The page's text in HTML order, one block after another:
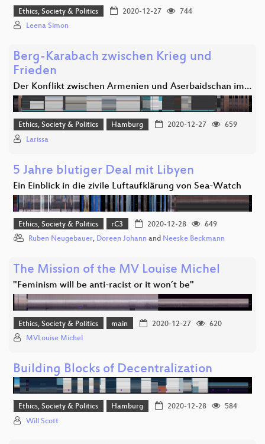
Ethics, Society & Politics 2020-12-27
744
Leena Simon
Berg-Karabach zwischen Krieg und
Frieden
Der Konflikt zwischen Armenien und Aserbaidschan im…
Ethics, Society & Politics Hamburg 2020-12-27
659
Larissa
5 Jahre blutiger Deal mit Libyen
Ein Einblick in die zivile Luftaufklärung von Sea-Watch
Ethics, Society & Politics rC3 2020-12-28
649
Ruben Neugebauer, Doreen Johann and Neeske Beckmann
The Mission of the MV Louise Michel
"Feminism will be anti-racist or it won´t be"
Ethics, Society & Politics main 2020-12-27
620
MVLouise Michel
Building Blocks of Decentralization
Ethics, Society & Politics Hamburg 2020-12-28
584
Will Scott